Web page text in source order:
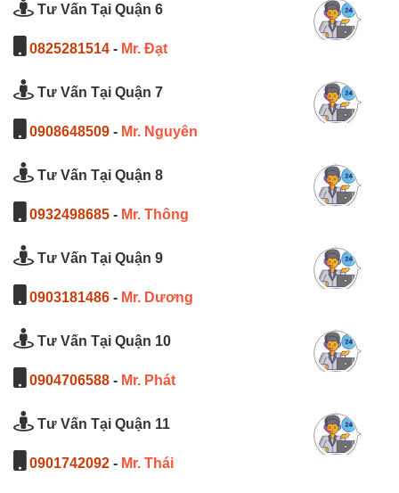
Tư Vấn Tại Quận 6
0825281514 - Mr. Đạt
Tư Vấn Tại Quận 7
0908648509 - Mr. Nguyên
Tư Vấn Tại Quận 8
0932498685 - Mr. Thông
Tư Vấn Tại Quận 9
0903181486 - Mr. Dương
Tư Vấn Tại Quận 10
0904706588 - Mr. Phát
Tư Vấn Tại Quận 11
0901742092 - Mr. Thái